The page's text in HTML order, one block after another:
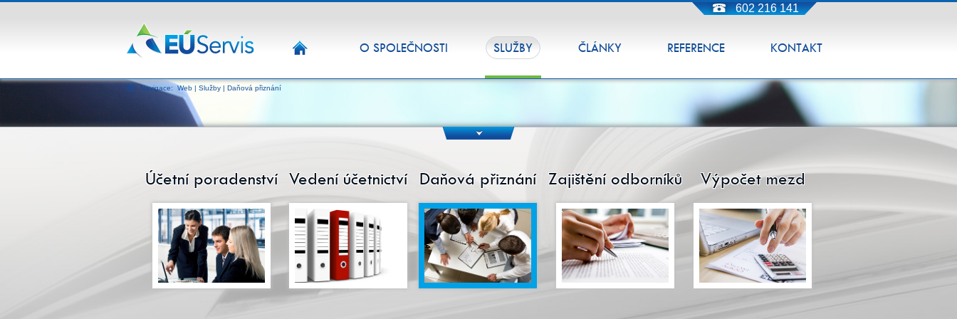
602 216 141
HOMEPAGE O SPOLEČNOSTI SLUŽBY ČLÁNKY REFERENCE KONTAKT
Navigace: Web | Služby | Daňová přiznání
DOWN
Účetní poradenství Vedení účetnictví Daňová přiznání Zajištění odborníků Výpočet mezd